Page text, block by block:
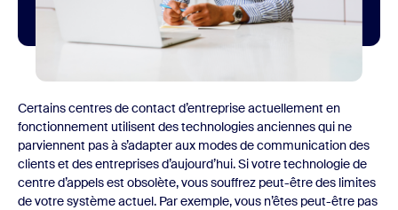
Certains centres de contact d’entreprise actuellement en
fonctionnement utilisent des technologies anciennes qui ne
parviennent pas à s’adapter aux modes de communication des
clients et des entreprises d’aujourd’hui. Si votre technologie de
centre d’appels est obsolète, vous souffrez peut-être des limites
de votre système actuel. Par exemple, vous n’êtes peut-être pas